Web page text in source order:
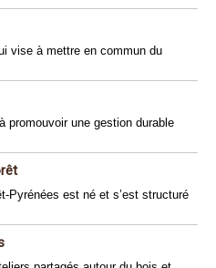
vise à mettre en commun du
promouvoir une gestion durable
Pyrénées est né et s’est structuré